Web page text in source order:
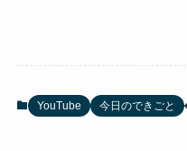
YouTube 今日のできごと